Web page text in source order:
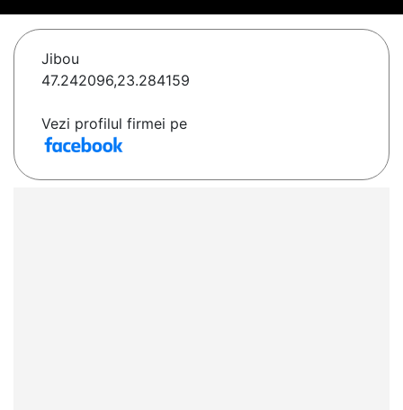
Jibou
47.242096,23.284159
Vezi profilul firmei pe